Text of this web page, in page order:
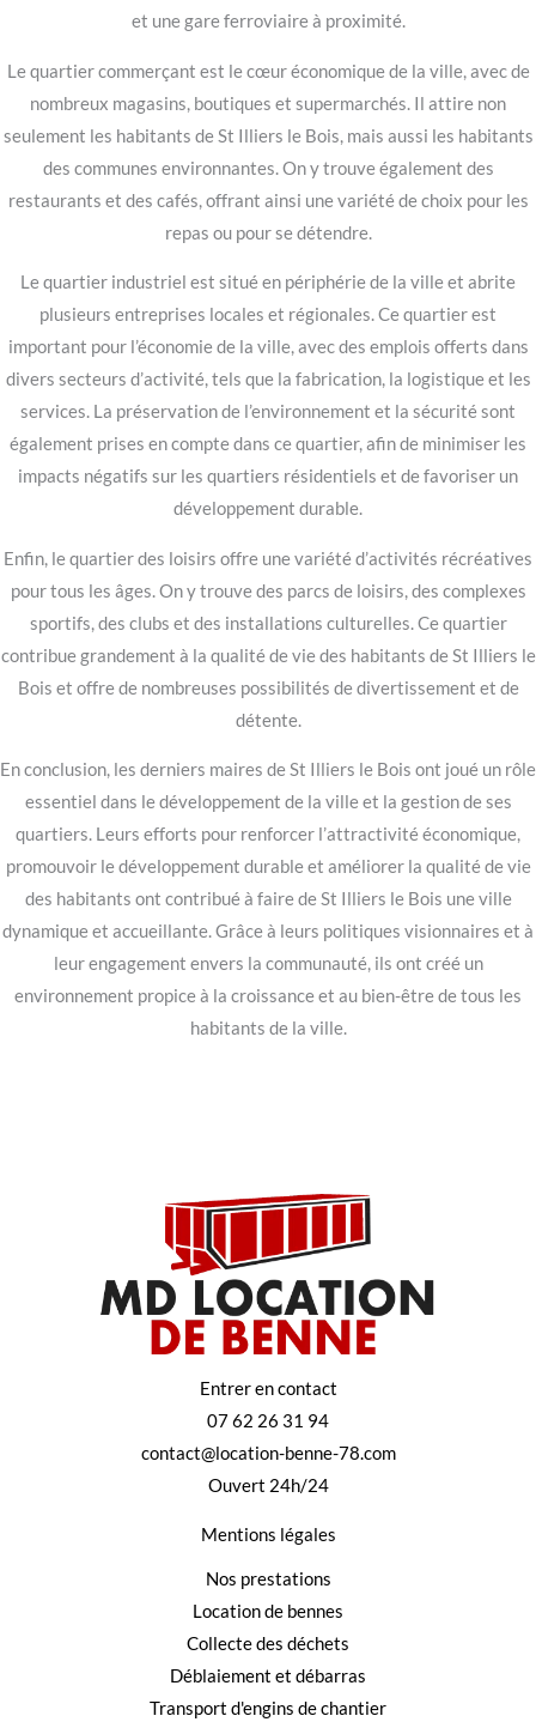
et une gare ferroviaire à proximité.
Le quartier commerçant est le cœur économique de la ville, avec de
nombreux magasins, boutiques et supermarchés. Il attire non
seulement les habitants de St Illiers le Bois, mais aussi les habitants
des communes environnantes. On y trouve également des
restaurants et des cafés, offrant ainsi une variété de choix pour les
repas ou pour se détendre.
Le quartier industriel est situé en périphérie de la ville et abrite
plusieurs entreprises locales et régionales. Ce quartier est
important pour l’économie de la ville, avec des emplois offerts dans
divers secteurs d’activité, tels que la fabrication, la logistique et les
services. La préservation de l’environnement et la sécurité sont
également prises en compte dans ce quartier, afin de minimiser les
impacts négatifs sur les quartiers résidentiels et de favoriser un
développement durable.
Enfin, le quartier des loisirs offre une variété d’activités récréatives
pour tous les âges. On y trouve des parcs de loisirs, des complexes
sportifs, des clubs et des installations culturelles. Ce quartier
contribue grandement à la qualité de vie des habitants de St Illiers le
Bois et offre de nombreuses possibilités de divertissement et de
détente.
En conclusion, les derniers maires de St Illiers le Bois ont joué un rôle
essentiel dans le développement de la ville et la gestion de ses
quartiers. Leurs efforts pour renforcer l’attractivité économique,
promouvoir le développement durable et améliorer la qualité de vie
des habitants ont contribué à faire de St Illiers le Bois une ville
dynamique et accueillante. Grâce à leurs politiques visionnaires et à
leur engagement envers la communauté, ils ont créé un
environnement propice à la croissance et au bien-être de tous les
habitants de la ville.
Entrer en contact
07 62 26 31 94
contact@location-benne-78.com
Ouvert 24h/24
Mentions légales
Nos prestations
Location de bennes
Collecte des déchets
Déblaiement et débarras
Transport d'engins de chantier